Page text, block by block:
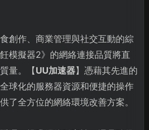
創作、商業管理與社交互動的綜
模擬器2》的網絡連接品質將直
量。【UU加速器】憑藉其先進的
球化的服務器資源和便捷的操作
了全方位的網絡環境改善方案。